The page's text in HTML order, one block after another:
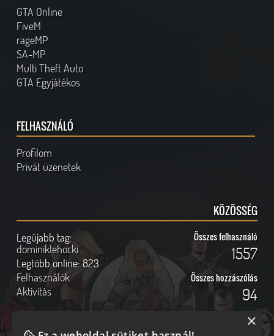
GTA Online
FiveM
rageMP
SA-MP
Multi Theft Auto
GTA Egyjátékos
FELHASZNÁLÓ
Profilom
Privát üzenetek
KÖZÖSSÉG
Legújabb tag:
dominiklehocki
Legtöbb online:823
Felhasználók
Aktivitás
Összes felhasználó
1557
Összes hozzászólás
94
×